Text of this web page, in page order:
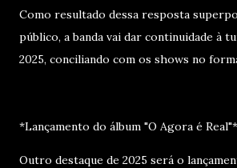
Como resultado dessa resposta
público, a banda vai dar continuidade à
2025, conciliando com os shows no
*Lançamento do álbum "O Agora é Real"*
Outro destaque de 2025 será o